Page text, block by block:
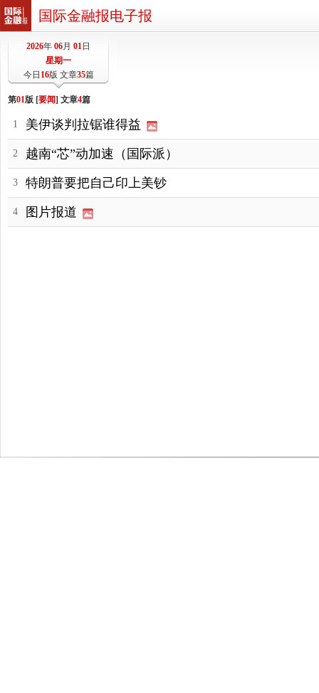
国际金融报电子报
2026年 06月 01日
星期一
今日 16版 文章35篇
第01版 [要闻] 文章4篇
1 美伊谈判拉锯谁得益
2 越南“芯”动加速（国际派）
3 特朗普要把自己印上美钞
4 图片报道